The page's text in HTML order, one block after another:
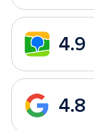
4.9
4.8